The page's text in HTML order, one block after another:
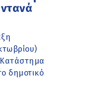
Κατάστημα
δημοτικό